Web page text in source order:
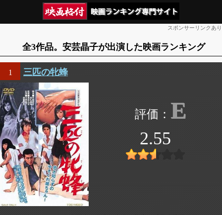
スポンサーリンクあり
全3作品。安芸晶子が出演した映画ランキング
1 三匹の牝蜂
E
2.55